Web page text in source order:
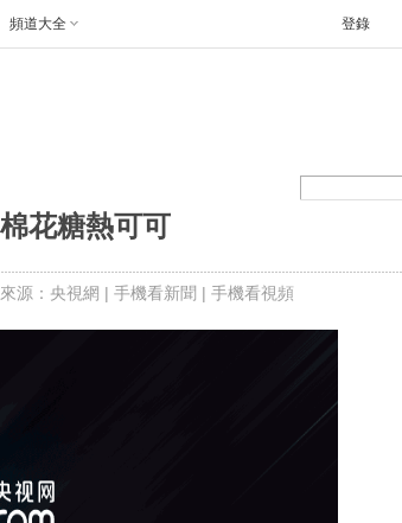
頻道大全 登錄
花糖熱可可
源：央視網 | 手機看新聞 | 手機看視頻